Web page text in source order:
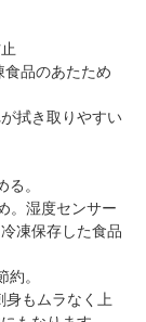
食品のあたため
拭き取りやすい
。
。湿度センサー
凍保存した食品
。
もムラなく上